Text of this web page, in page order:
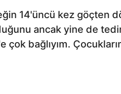
14'üncü kez göçten
ancak yine de
bağlıyım.